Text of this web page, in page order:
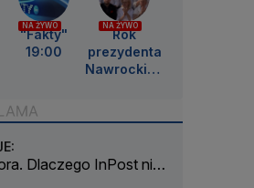
NA ŻYWO
"Fakty"
19:00
NA ŻYWO
Rok
prezydenta
Nawrockieg
Dlaczego InPost nie